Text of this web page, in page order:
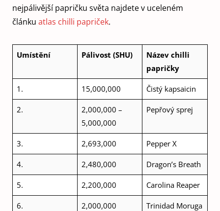
nejpálivější papričku světa najdete v uceleném
článku atlas chilli papriček.
Umístění Pálivost (SHU)
Název chilli
papričky
1. 15,000,000 Čistý kapsaicin
2.
2,000,000 –
5,000,000
Pepřový sprej
3. 2,693,000 Pepper X
4. 2,480,000 Dragon’s Breath
5. 2,200,000 Carolina Reaper
6. 2,000,000
Trinidad Moruga